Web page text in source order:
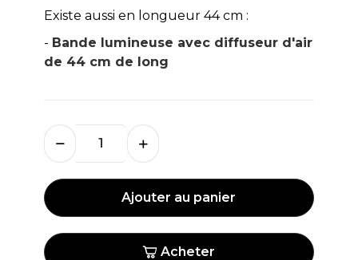
Existe aussi en longueur 44 cm :
- Bande lumineuse avec diffuseur d'air
de 44 cm de long
Ajouter au panier
Acheter